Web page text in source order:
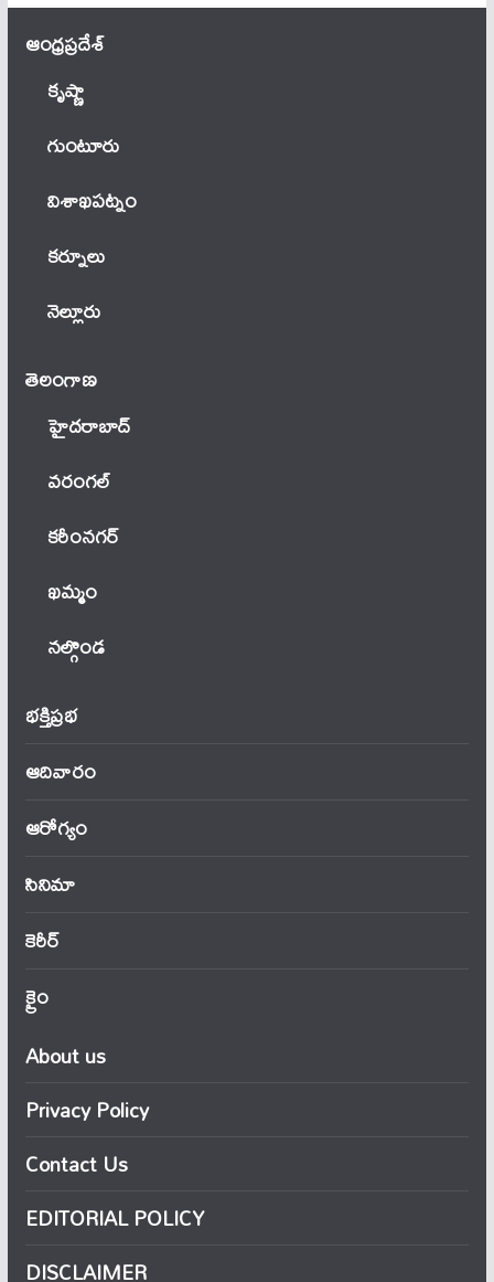
ఆంధ్ర‌ప్ర‌దేశ్
కృష్ణా
గుంటూరు
విశాఖపట్నం
కర్నూలు
నెల్లూరు
తెలంగాణ‌
హైదరాబాద్
వ‌రంగ‌ల్
కరీంనగర్
ఖ‌మ్మం
నల్గొండ
భక్తిప్రభ
ఆదివారం
ఆరోగ్యం
సినిమా
కెరీర్
క్రైం
About us
Privacy Policy
Contact Us
EDITORIAL POLICY
DISCLAIMER